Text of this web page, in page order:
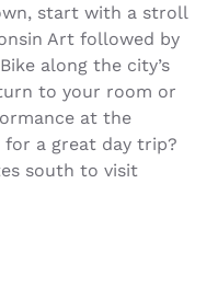
start with a stroll
Art followed by
along the city’s
to your room or
at the
for a great day trip?
south to visit